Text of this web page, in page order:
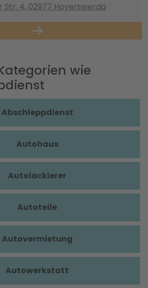
4, 02977 Hoyerswerda
wie
Abschleppdienst
Autohaus
Autolackierer
Autoteile
Autovermietung
Autowerkstatt